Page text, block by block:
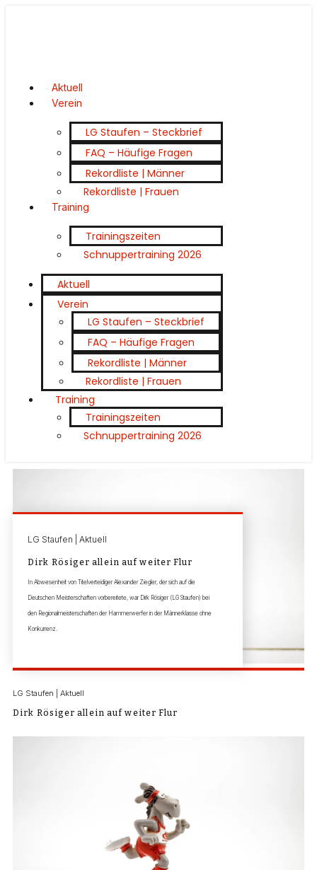
Aktuell
Verein
LG Staufen – Steckbrief
FAQ – Häufige Fragen
Rekordliste | Männer
Rekordliste | Frauen
Training
Trainingszeiten
Schnuppertraining 2026
Aktuell
Verein
LG Staufen – Steckbrief
FAQ – Häufige Fragen
Rekordliste | Männer
Rekordliste | Frauen
Training
Trainingszeiten
Schnuppertraining 2026
LG Staufen | Aktuell
Dirk Rösiger allein auf weiter Flur
In Abwesenheit von Titelverteidiger Alexander Ziegler, der sich auf die
Deutschen Meisterschaften vorbereitete, war Dirk Rösiger (LG Staufen) bei
den Regionalmeisterschaften der Hammerwerfer in der Männerklasse ohne
Konkurrenz.
LG Staufen | Aktuell
Dirk Rösiger allein auf weiter Flur